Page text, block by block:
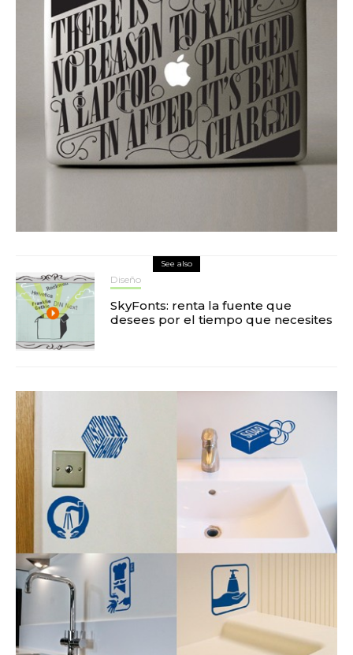
See also
Diseño
SkyFonts: renta la fuente que
desees por el tiempo que necesites